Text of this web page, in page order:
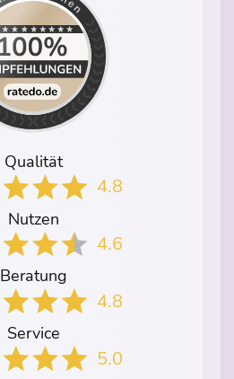
Qualität
4.8
Nutzen
4.6
Beratung
4.8
Service
5.0